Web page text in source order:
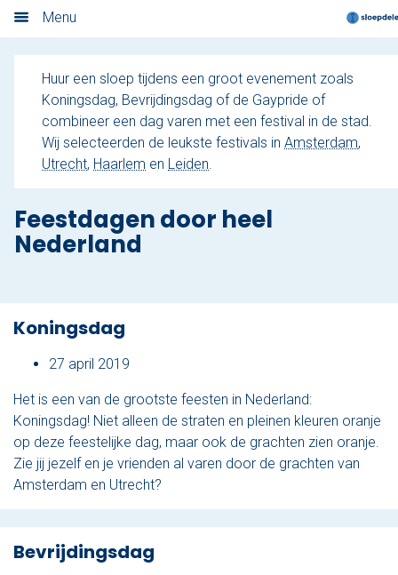
Menu
Home
Nieuwsoverzicht
Boek nu
Locaties
Amsterdam
Rotterdam
Leiden
Den Haag
Loosdrecht
Tarieven
en Leiden
Huur een sloep tijdens een groot evenement zoals
Koningsdag, Bevrijdingsdag of de Gaypride of
combineer een dag varen met een festival in de stad.
Wij selecteerden de leukste festivals in Amsterdam,
Utrecht, Haarlem en Leiden.
Feestdagen door heel
Nederland
Koningsdag
27 april 2019
Het is een van de grootste feesten in Nederland:
Koningsdag! Niet alleen de straten en pleinen kleuren oranje
op deze feestelijke dag, maar ook de grachten zien oranje.
Zie jij jezelf en je vrienden al varen door de grachten van
Amsterdam en Utrecht?
Bevrijdingsdag